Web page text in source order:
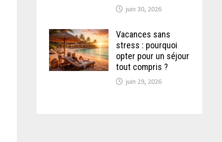
juin 30, 2026
Vacances sans
stress : pourquoi
opter pour un séjour
tout compris ?
juin 29, 2026